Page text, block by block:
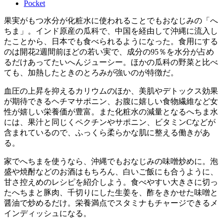
Pocket
果実がもつ水分が化粧水に使われることでもおなじみの「へ
ちま」。インド原産の瓜科で、中国を経由して沖縄に流入し
たことから、日本でも食べられるようになった。食用にする
のは開花2週間前ほどの若い実で、成分の95％を水分が占め
るだけあってたいへんジューシー。ほかの瓜科の野菜と比べ
ても、加熱したときのとろみが強いのが特徴だ。
血圧の上昇を抑えるカリウムのほか、美肌やデトックス効果
が期待できるヘチマサポニン、お腹に嬉しい食物繊維など女
性が嬉しい栄養価が豊富。また化粧水の減量となるへちま水
には、果汁と同じくペクチンやサポニン、ビタミンCなどが
含まれているので、ふっくら柔らかな肌に整える働きがあ
る。
家でへちまを使うなら、沖縄でもおなじみの味噌炒めに。泡
盛や焼酎などのお酒はもちろん、白いご飯にも合うように、
甘さ控えめのレシピを紹介しよう。食べやすい大きさに切っ
たへちまと豚肉、千切りにした生姜を、酢をきかせた味噌と
醤油で炒めるだけ。栄養満点でスタミナもチャージできるメ
インディッシュになる。